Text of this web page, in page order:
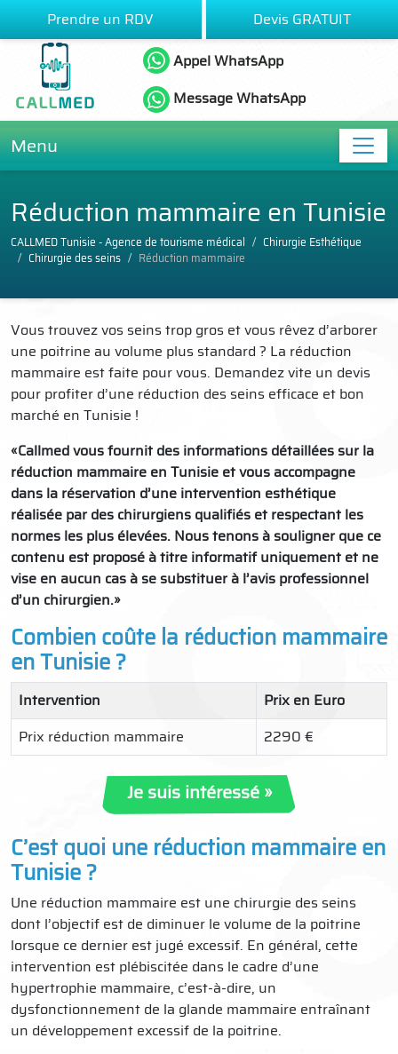
Prendre un RDV
Devis GRATUIT
Appel WhatsApp
Message WhatsApp
Menu
Réduction mammaire en Tunisie
CALLMED Tunisie - Agence de tourisme médical
Chirurgie Esthétique
Chirurgie des seins
Réduction mammaire
Vous trouvez vos seins trop gros et vous rêvez d’arborer
une poitrine au volume plus standard ? La réduction
mammaire est faite pour vous. Demandez vite un devis
pour profiter d’une réduction des seins efficace et bon
marché en Tunisie !
«Callmed vous fournit des informations détaillées sur la
réduction mammaire en Tunisie et vous accompagne
dans la réservation d’une intervention esthétique
réalisée par des chirurgiens qualifiés et respectant les
normes les plus élevées. Nous tenons à souligner que ce
contenu est proposé à titre informatif uniquement et ne
vise en aucun cas à se substituer à l’avis professionnel
d’un chirurgien.»
Combien coûte la réduction mammaire
en Tunisie ?
Intervention
Prix en Euro
Prix réduction mammaire
2290 €
Je suis intéressé »
C’est quoi une réduction mammaire en
Tunisie ?
Une réduction mammaire est une chirurgie des seins
dont l’objectif est de diminuer le volume de la poitrine
lorsque ce dernier est jugé excessif. En général, cette
intervention est plébiscitée dans le cadre d’une
hypertrophie mammaire, c’est-à-dire, un
dysfonctionnement de la glande mammaire entraînant
un développement excessif de la poitrine.